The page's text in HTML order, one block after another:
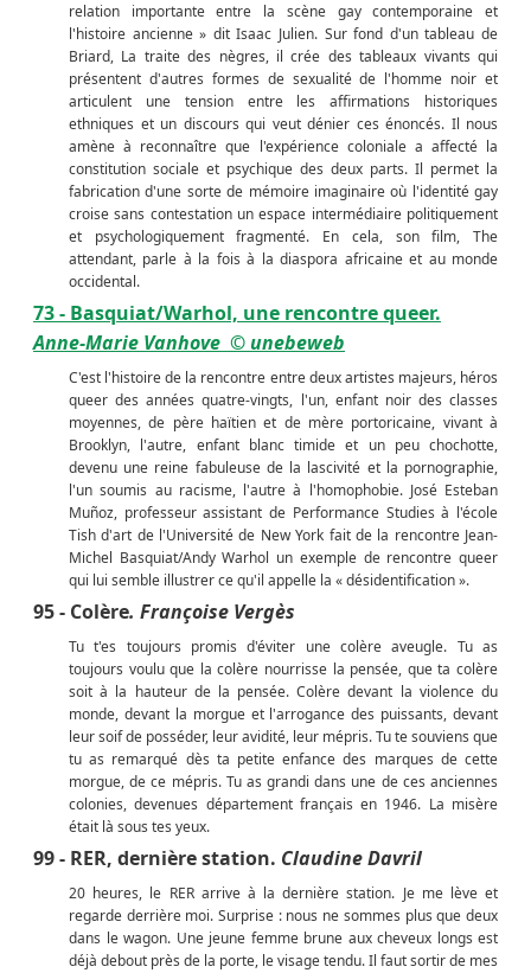
relation importante entre la scène gay contemporaine et
l'histoire ancienne » dit Isaac Julien. Sur fond d'un tableau de
Briard, La traite des nègres, il crée des tableaux vivants qui
présentent d'autres formes de sexualité de l'homme noir et
articulent une tension entre les affirmations historiques
ethniques et un discours qui veut dénier ces énoncés. Il nous
amène à reconnaître que l'expérience coloniale a affecté la
constitution sociale et psychique des deux parts. Il permet la
fabrication d'une sorte de mémoire imaginaire où l'identité gay
croise sans contestation un espace intermédiaire politiquement
et psychologiquement fragmenté. En cela, son film, The
attendant, parle à la fois à la diaspora africaine et au monde
occidental.
73 - Basquiat/Warhol, une rencontre queer.
Anne-Marie Vanhove © unebeweb
C'est l'histoire de la rencontre entre deux artistes majeurs, héros
queer des années quatre-vingts, l'un, enfant noir des classes
moyennes, de père haïtien et de mère portoricaine, vivant à
Brooklyn, l'autre, enfant blanc timide et un peu chochotte,
devenu une reine fabuleuse de la lascivité et la pornographie,
l'un soumis au racisme, l'autre à l'homophobie. José Esteban
Muñoz, professeur assistant de Performance Studies à l'école
Tish d'art de l'Université de New York fait de la rencontre Jean-
Michel Basquiat/Andy Warhol un exemple de rencontre queer
qui lui semble illustrer ce qu'il appelle la « désidentification ».
95 - Colère. Françoise Vergès
Tu t'es toujours promis d'éviter une colère aveugle. Tu as
toujours voulu que la colère nourrisse la pensée, que ta colère
soit à la hauteur de la pensée. Colère devant la violence du
monde, devant la morgue et l'arrogance des puissants, devant
leur soif de posséder, leur avidité, leur mépris. Tu te souviens que
tu as remarqué dès ta petite enfance des marques de cette
morgue, de ce mépris. Tu as grandi dans une de ces anciennes
colonies, devenues département français en 1946. La misère
était là sous tes yeux.
99 - RER, dernière station. Claudine Davril
20 heures, le RER arrive à la dernière station. Je me lève et
regarde derrière moi. Surprise : nous ne sommes plus que deux
dans le wagon. Une jeune femme brune aux cheveux longs est
déjà debout près de la porte, le visage tendu. Il faut sortir de mes